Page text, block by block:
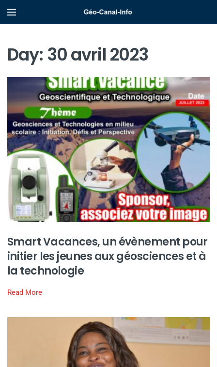
Day: 30 avril 2023
Smart Vacances, un évènement pour
initier les jeunes aux géosciences et à
la technologie
Read More